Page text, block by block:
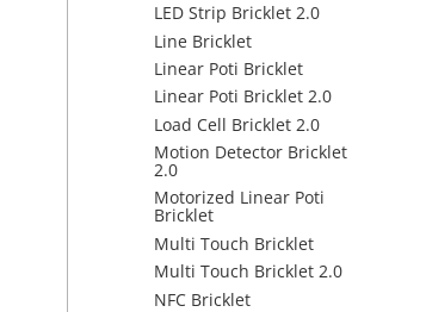
LED Strip Bricklet 2.0
Line Bricklet
Linear Poti Bricklet
Linear Poti Bricklet 2.0
Load Cell Bricklet 2.0
Motion Detector Bricklet
2.0
Motorized Linear Poti
Bricklet
Multi Touch Bricklet
Multi Touch Bricklet 2.0
NFC Bricklet